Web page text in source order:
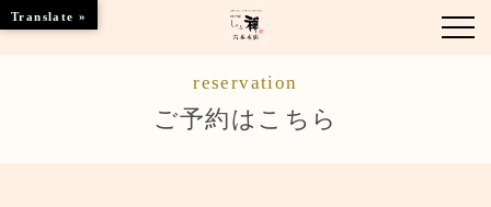
reservation
ご予約はこちら
Translate »